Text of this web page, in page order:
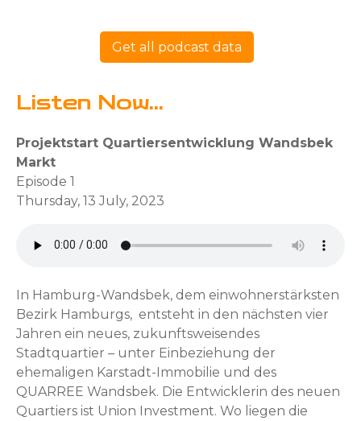
Get all podcast data
Listen Now...
Projektstart Quartiersentwicklung Wandsbek
Markt
Episode 1
Thursday, 13 July, 2023
In Hamburg-Wandsbek, dem einwohnerstärksten
Bezirk Hamburgs, entsteht in den nächsten vier
Jahren ein neues, zukunftsweisendes
Stadtquartier – unter Einbeziehung der
ehemaligen Karstadt-Immobilie und des
QUARREE Wandsbek. Die Entwicklerin des neuen
Quartiers ist Union Investment. Wo liegen die